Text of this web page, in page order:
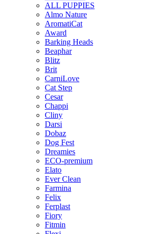
ALL PUPPIES
Almo Nature
AromatiCat
Award
Barking Heads
Beaphar
Blitz
Brit
CarniLove
Cat Step
Cesar
Chappi
Cliny
Darsi
Dobaz
Dog Fest
Dreamies
ECO-premium
Elato
Ever Clean
Farmina
Felix
Ferplast
Fiory
Fitmin